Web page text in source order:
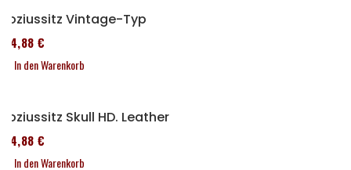
Soziussitz Vintage-Typ
114,88 €
In den Warenkorb
Soziussitz Skull HD. Leather
114,88 €
In den Warenkorb